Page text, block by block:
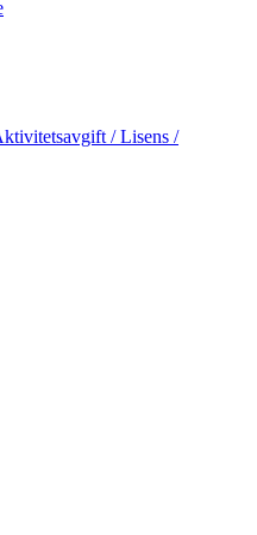
/ Lisens /